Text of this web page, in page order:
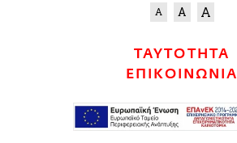
ΤΑΥΤΟΤΗΤΑ
ΕΠΙΚΟΙΝΩΝΙΑ